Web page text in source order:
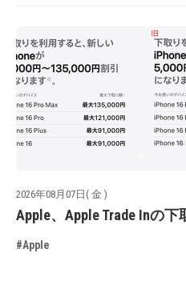
2026年08月07日( 金 )
Apple、Apple Trade Inの下
#Apple